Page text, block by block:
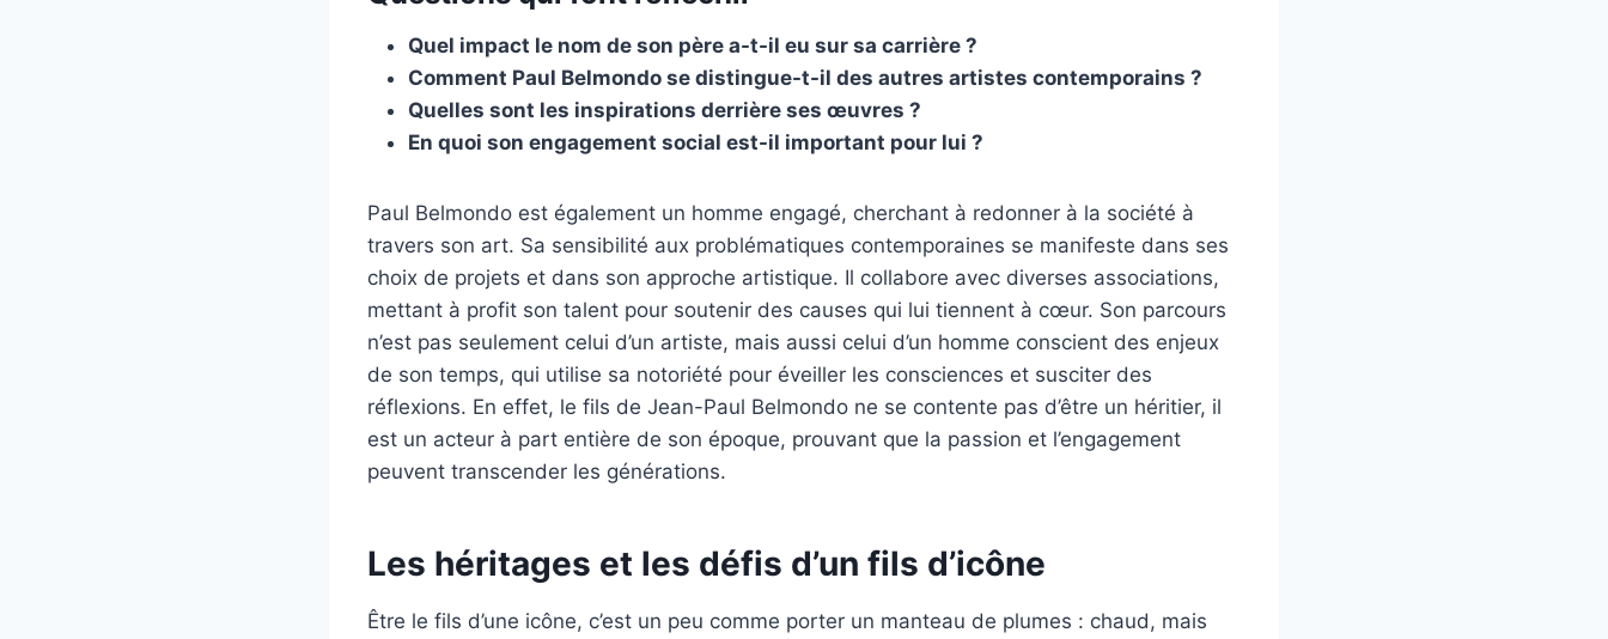
Quel impact le nom de son père a-t-il eu sur sa carrière ?
Comment Paul Belmondo se distingue-t-il des autres artistes contemporains ?
Quelles sont les inspirations derrière ses œuvres ?
En quoi son engagement social est-il important pour lui ?
Paul Belmondo est également un homme engagé, cherchant à redonner à la société à
travers son art. Sa sensibilité aux problématiques contemporaines se manifeste dans ses
choix de projets et dans son approche artistique. Il collabore avec diverses associations,
mettant à profit son talent pour soutenir des causes qui lui tiennent à cœur. Son parcours
n’est pas seulement celui d’un artiste, mais aussi celui d’un homme conscient des enjeux
de son temps, qui utilise sa notoriété pour éveiller les consciences et susciter des
réflexions. En effet, le fils de Jean-Paul Belmondo ne se contente pas d’être un héritier, il
est un acteur à part entière de son époque, prouvant que la passion et l’engagement
peuvent transcender les générations.
Les héritages et les défis d’un fils d’icône
Être le fils d’une icône, c’est un peu comme porter un manteau de plumes : chaud, mais